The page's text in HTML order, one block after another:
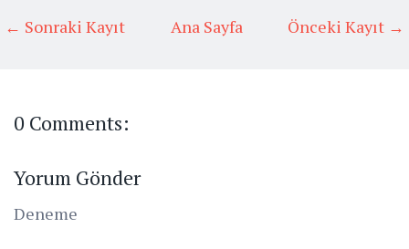
← Sonraki Kayıt Önceki Kayıt →
Ana Sayfa
0 Comments:
Yorum Gönder
Deneme